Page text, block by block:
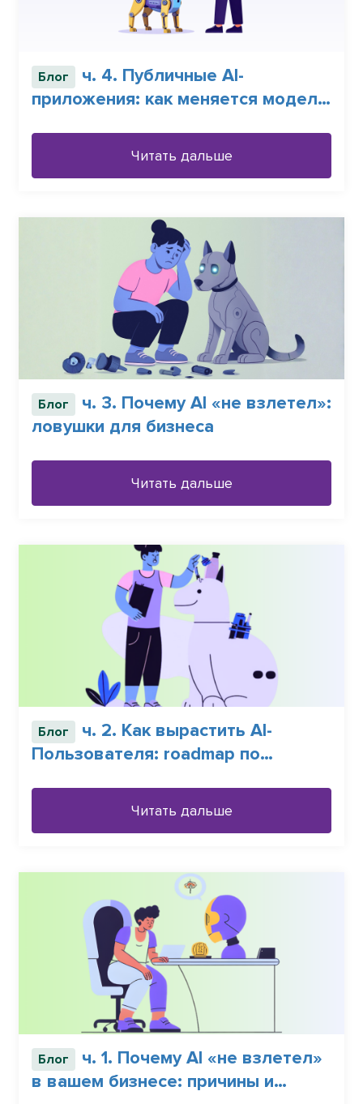
Блог
ч. 4. Публичные AI-
приложения: как меняется модель
Читать дальше
Блог
ч. 3. Почему АІ «не взлетел»:
ловушки для бизнеса
Читать дальше
Блог
ч. 2. Как вырастить AI-
Пользователя: roadmap по
Читать дальше
Блог
ч. 1. Почему АI «не взлетел»
в вашем бизнесе: причины и